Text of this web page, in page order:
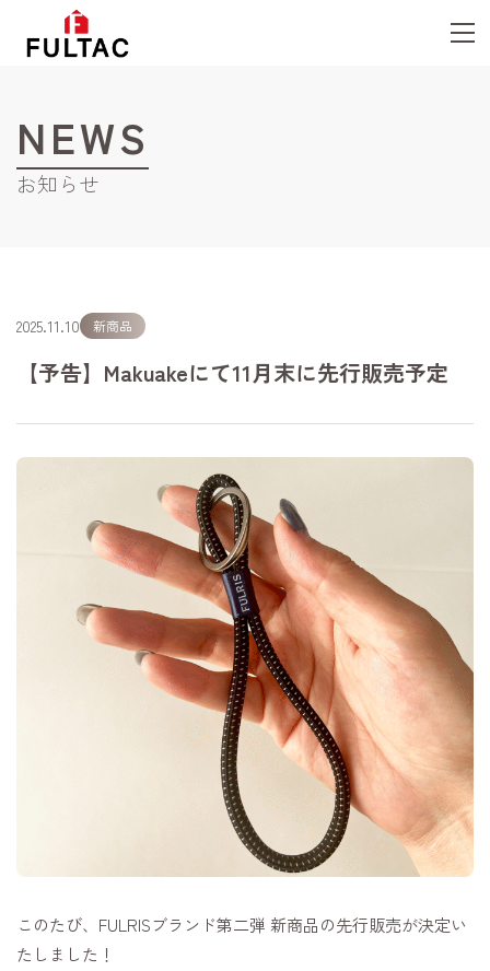
NEWS
お知らせ
2025.11.10 新商品
【予告】Makuakeにて11月末に先行販売予定
このたび、FULRISブランド第二弾 新商品の先行販売が決定い
たしました！